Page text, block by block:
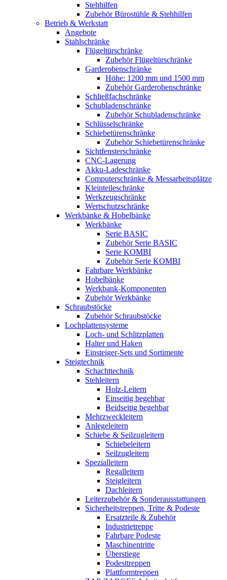
Stehhilfen
Zubehör Bürostühle & Stehhilfen
Betrieb & Werkstatt
Angebote
Stahlschränke
Flügeltürschränke
Zubehör Flügeltürschränke
Garderobenschränke
Höhe: 1200 mm und 1500 mm
Zubehör Garderobenschränke
Schließfachschränke
Schubladenschränke
Zubehör Schubladenschränke
Schlüsselschränke
Schiebetürenschränke
Zubehör Schiebetürenschränke
Sichtfensterschränke
CNC-Lagerung
Akku-Ladeschränke
Computerschränke & Messarbeitsplätze
Kleinteileschränke
Werkzeugschränke
Wertschutzschränke
Werkbänke & Hobelbänke
Werkbänke
Serie BASIC
Zubehör Serie BASIC
Serie KOMBI
Zubehör Serie KOMBI
Fahrbare Werkbänke
Hobelbänke
Werkbank-Komponenten
Zubehör Werkbänke
Schraubstöcke
Zubehör Schraubstöcke
Lochplattensysteme
Loch- und Schlitzplatten
Halter und Haken
Einsteiger-Sets und Sortimente
Steigtechnik
Schachttechnik
Stehleitern
Holz-Leitern
Einseitig begehbar
Beidseitig begehbar
Mehrzweckleitern
Anlegeleitern
Schiebe & Seilzugleitern
Schiebeleitern
Seilzugleitern
Spezialleitern
Regalleitern
Steigleitern
Dachleitern
Leiterzubehör & Sonderausstattungen
Sicherheitstreppen, Tritte & Podeste
Ersatzteile & Zubehör
Industrietreppe
Fahrbare Podeste
Maschinentritte
Überstiege
Podesttreppen
Plattformtreppen